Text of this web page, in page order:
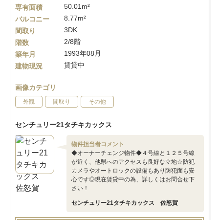
専有面積
50.01m²
バルコニー
8.77m²
間取り
3DK
階数
2/8階
築年月
1993年08月
建物現況
賃貸中
画像カテゴリ
外観 間取り その他
センチュリー21タチキカックス
物件担当者コメント
◆オーナーチェンジ物件◆４号線と１２５号線
が近く、他県へのアクセスも良好な立地☆防犯
カメラやオートロックの設備もあり防犯面も安
心です◎現在賃貸中の為、詳しくはお問合せ下
さい！
センチュリー21タチキカックス 佐怒賀